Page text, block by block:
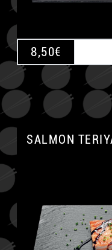
8,50€
SALMON